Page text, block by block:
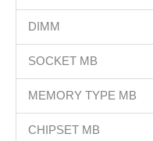
DIMM
SOCKET MB
MEMORY TYPE MB
CHIPSET MB